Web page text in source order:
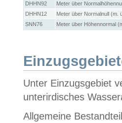
DHHN92
Meter über
DHHN12
Meter über Normalnull (m.
SNN76
Meter über Höhennormal
Unter Einzugsgebiet
unterirdisches
Allgemeine